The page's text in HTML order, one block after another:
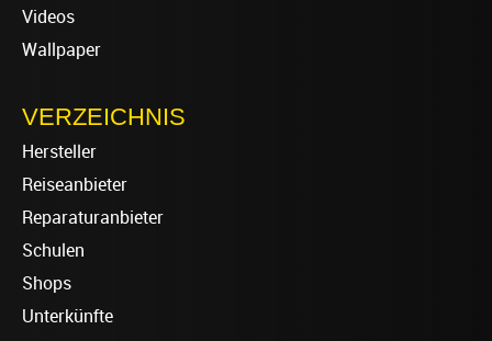
Videos
Wallpaper
VERZEICHNIS
Hersteller
Reiseanbieter
Reparaturanbieter
Schulen
Shops
Unterkünfte